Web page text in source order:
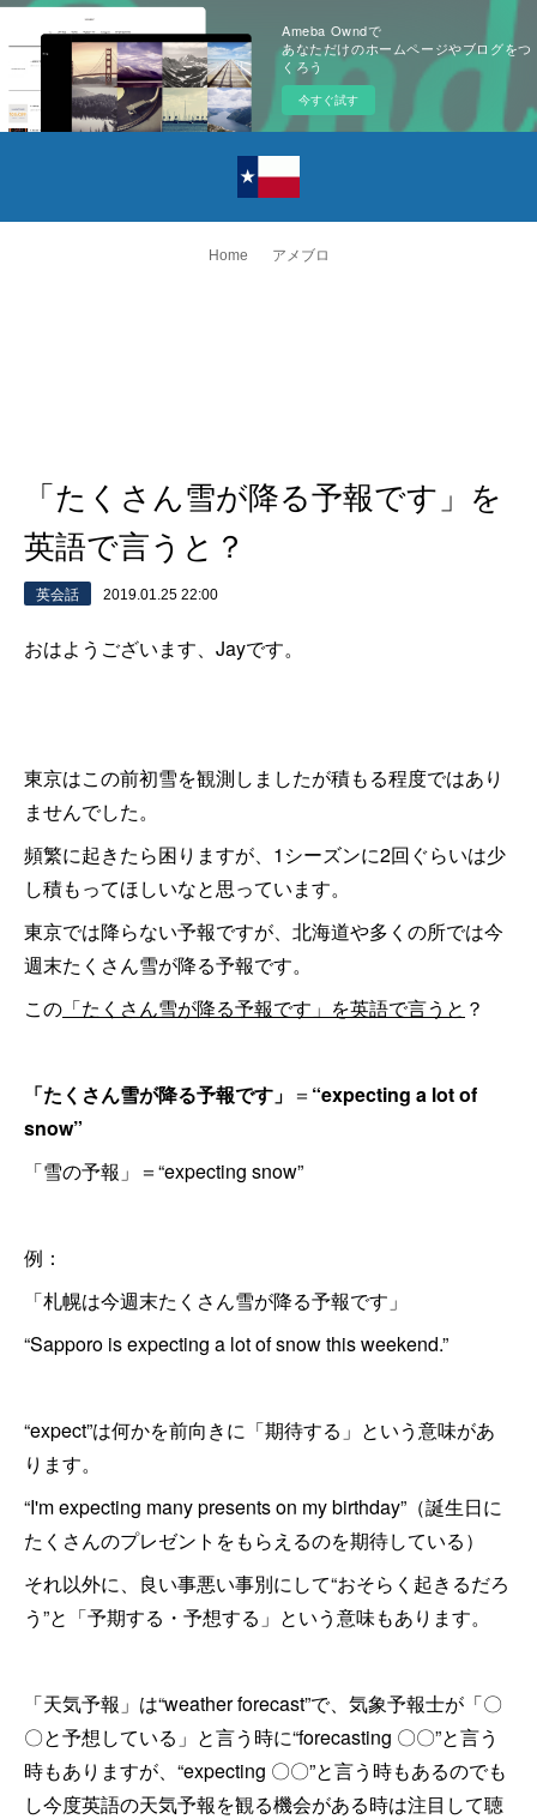
Ameba Owndで
あなただけのホームページやブログをつ
くろう
今すぐ試す
Home アメブロ
「たくさん雪が降る予報です」を
英語で言うと？
英会話 2019.01.25 22:00
おはようございます、Jayです。
東京はこの前初雪を観測しましたが積もる程度ではあり
ませんでした。
頻繁に起きたら困りますが、1シーズンに2回ぐらいは少
し積もってほしいなと思っています。
東京では降らない予報ですが、北海道や多くの所では今
週末たくさん雪が降る予報です。
この 「たくさん雪が降る予報です」を英語で言うと ？
「たくさん雪が降る予報です」 ＝ “expecting a lot of
snow”
「雪の予報」＝“expecting snow”
例：
「札幌は今週末たくさん雪が降る予報です」
“Sapporo is expecting a lot of snow this weekend.”
“expect”は何かを前向きに「期待する」という意味があ
ります。
“I'm expecting many presents on my birthday”（誕生日に
たくさんのプレゼントをもらえるのを期待している）
それ以外に、良い事悪い事別にして“おそらく起きるだろ
う”と「予期する・予想する」という意味もあります。
「天気予報」は“weather forecast”で、気象予報士が「〇
〇と予想している」と言う時に“forecasting 〇〇”と言う
時もありますが、“expecting 〇〇”と言う時もあるのでも
し今度英語の天気予報を観る機会がある時は注目して聴